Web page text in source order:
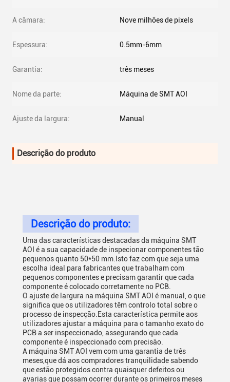
A câmara: Nove milhões de pixels
Espessura: 0.5mm-6mm
Garantia: três meses
Nome da parte: Máquina de SMT AOI
Ajuste da largura: Manual
Descrição do produto
Descrição do produto:
Uma das características destacadas da máquina SMT
AOI é a sua capacidade de inspecionar componentes tão
pequenos quanto 50*50 mm.Isto faz com que seja uma
escolha ideal para fabricantes que trabalham com
pequenos componentes e precisam garantir que cada
componente é colocado corretamente no PCB.
O ajuste de largura na máquina SMT AOI é manual, o que
significa que os utilizadores têm controlo total sobre o
processo de inspecção.Esta característica permite aos
utilizadores ajustar a máquina para o tamanho exato do
PCB a ser inspeccionado, assegurando que cada
componente é inspeccionado com precisão.
A máquina SMT AOI vem com uma garantia de três
meses,que dá aos compradores tranquilidade sabendo
que estão protegidos contra quaisquer defeitos ou
avarias que possam ocorrer durante os primeiros meses